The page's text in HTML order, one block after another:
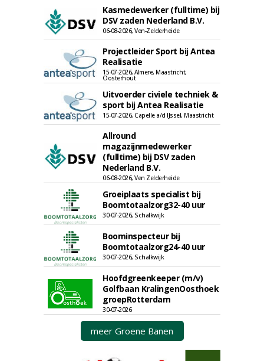
Kasmedewerker (fulltime) bij
DSV zaden Nederland B.V.
06-08-2026, Ven-Zelderheide
Projectleider Sport bij Antea
Realisatie
15-07-2026, Almere, Maastricht,
Oosterhout
Uitvoerder civiele techniek &
sport bij Antea Realisatie
15-07-2026, Capelle a/d IJssel, Maastricht
Allround
magazijnmedewerker
(fulltime) bij DSV zaden
Nederland B.V.
06-08-2026, Ven Zelderheide
Groeiplaats specialist bij
Boomtotaalzorg32-40 uur
30-07-2026, Schalkwijk
Boominspecteur bij
Boomtotaalzorg24-40 uur
30-07-2026, Schalkwijk
Hoofdgreenkeeper (m/v)
Golfbaan KralingenOosthoek
groepRotterdam
30-07-2026
meer Groene Banen